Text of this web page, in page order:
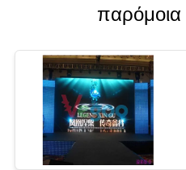
PRIVACY
POLICY
παρόμοια